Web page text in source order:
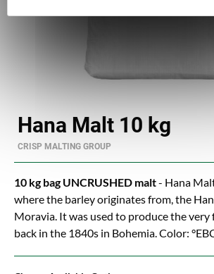
Hana Malt 10 kg
CRISP MALTING GROUP
10 kg bag UNCRUSHED malt- Hana
where the barley originates from, the
Moravia. It was used to produce the very
back in the 1840s in Bohemia. Color: